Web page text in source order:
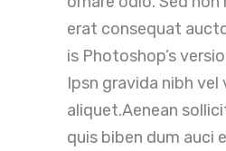
erat consequat
is Photoshop’s
Ipsn gravida nibh
aliquet.Aenean
quis biben dum auci